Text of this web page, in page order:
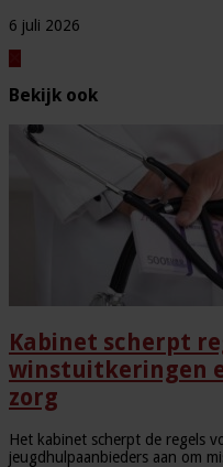
6 juli 2026
Bekijk ook
Kabinet scherpt
winstuitkeringen
zorg
Het kabinet scherpt de regels
jeugdhulpaanbieders aan om